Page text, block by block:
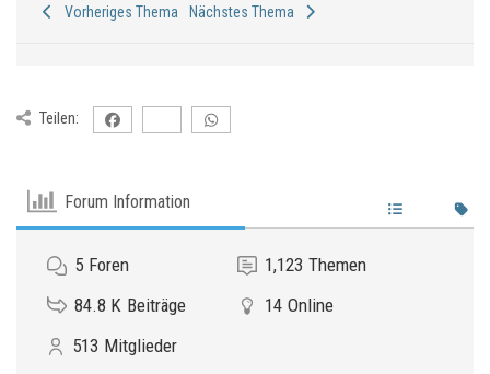
Vorheriges Thema Nächstes Thema
Teilen:
Forum Information
5 Foren 1,123 Themen
84.8 K Beiträge 14 Online
513 Mitglieder